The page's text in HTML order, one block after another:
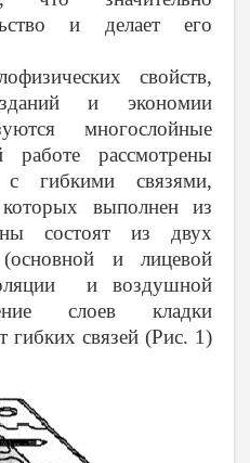
и делает его
свойств,
и экономии
многослойные
рассмотрены
с гибкими связями,
выполнен из
состоят из двух
и лицевой
и воздушной
слоев кладки
гибких связей (Рис. 1)